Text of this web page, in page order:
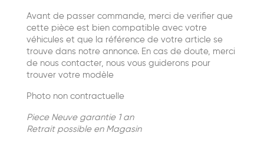
Avant de passer commande, merci de verifier que
cette pièce est bien compatible avec votre
véhicules et que la référence de votre article se
trouve dans notre annonce. En cas de doute, merci
de nous contacter, nous vous guiderons pour
trouver votre modèle
Photo non contractuelle
Piece Neuve garantie 1 an
Retrait possible en Magasin